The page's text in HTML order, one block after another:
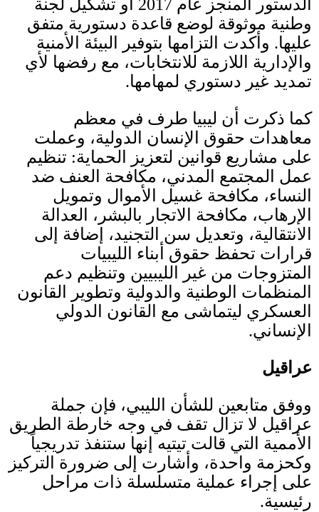
الدستور المنجز عام 2017
أو تشكيل لجنة
وطنية موثوقة لوضع قاعدة دستورية متفق
عليها. وأكدت التزامها بتوفير البيئة الأمنية
والإدارية اللازمة للانتخابات، مع رفضها لأي
تمديد غير دستوري لمهامها.
كما ذكرت أن ليبيا طرف في معظم
معاهدات حقوق الإنسان الدولية، وعملت
على مشاريع قوانين لتعزيز الحماية: تنظيم
عمل المجتمع المدني، مكافحة العنف ضد
النساء، مكافحة غسيل الأموال وتمويل
الإرهاب، مكافحة الاتجار بالبشر، العدالة
الانتقالية، وتعديل سن التجنيد، إضافة إلى
قرارات تحفظ حقوق أبناء الليبيات
المتزوجات من غير الليبيين وتنظيم دعم
المنظمات الوطنية والدولية وتطوير القانون
العسكري ليتماشى مع القانون الدولي
الإنساني.
عراقيل
ووفق متابعين للشأن الليبي، فإن جملة
عراقيل لا تزال تقف في وجه خارطة الطريق
الأممية التي قالت تيتيه إنها ستنفذ تدريجياً
وكحزمة واحدة، وأشارت إلى ضرورة التركيز
على إجراء عملية متسلسلة ذات مراحل
رئيسية.